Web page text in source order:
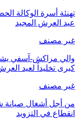
تهنئة أسرة الوكالة
عيد العرش المجيد
غير مصنف
والي مراكش-آسفي
كبرى تخليداً لعيد
غير مصنف
من أجل أشغال صيانة
انقطاع في التزويد